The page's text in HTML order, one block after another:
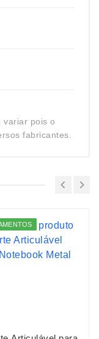
variar pois o
fabricantes.